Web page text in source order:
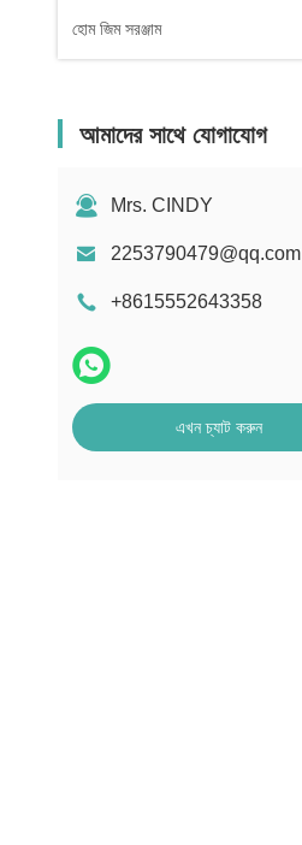
হোম জিম সরঞ্জাম
আমাদের সাথে যোগাযোগ
Mrs. CINDY
2253790479@qq.com
+8615552643358
এখন চ্যাট করুন